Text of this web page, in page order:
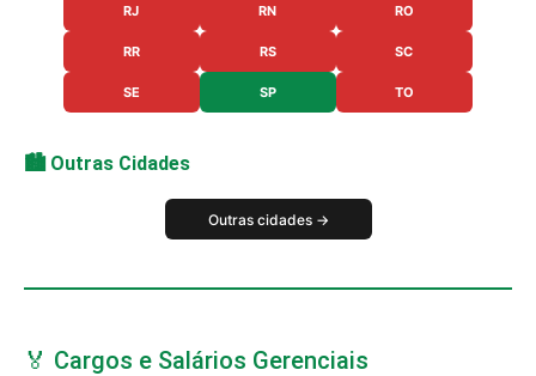
RJ RN RO
RR RS SC
SE SP TO
🏙️ Outras Cidades
Outras cidades →
🏅 Cargos e Salários Gerenciais